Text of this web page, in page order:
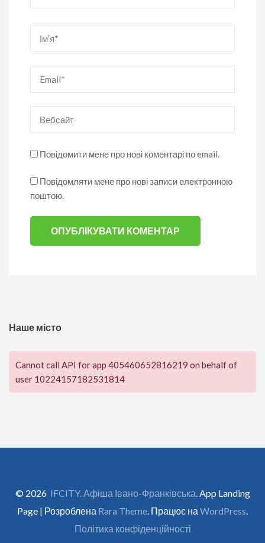
Повідомити мене про нові коментарі по email.
Повідомляти мене про нові записи електронною
поштою.
Наше місто
Cannot call API for app 405460652816219 on behalf of
user 10224157182531814
© 2026 IFCITY. Афіша Івано-Франківська . App Landing
Page | Розроблена Rara Theme . Працює на WordPress
Політика конфіденційності